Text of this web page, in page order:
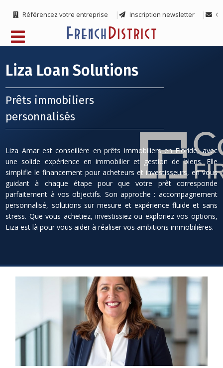
Référencez votre entreprise Inscription newsletter
Liza Loan Solutions
Prêts immobiliers
personnalisés
Liza Amar est conseillère en prêts immobiliers en Floride, avec
une solide expérience en immobilier et gestion de biens. Elle
simplifie le financement pour acheteurs et investisseurs, en vous
guidant à chaque étape pour que votre prêt corresponde
parfaitement à vos objectifs. Son approche : accompagnement
personnalisé, solutions sur mesure et expérience fluide et sans
stress. Que vous achetiez, investissiez ou exploriez vos options,
Liza est là pour vous aider à réaliser vos ambitions immobilières.